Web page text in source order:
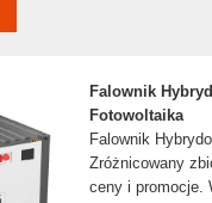
Falownik
Fotowoltaika
Falownik
Zróżnicowany
ceny i promocje.